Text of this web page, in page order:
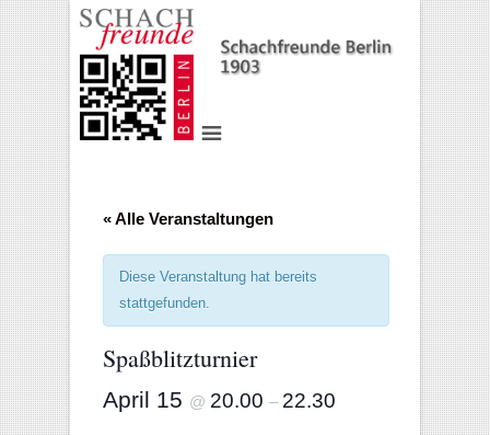
« Alle Veranstaltungen
Diese Veranstaltung hat bereits
stattgefunden.
Spaßblitzturnier
April 15 @ 20.00 – 22.30